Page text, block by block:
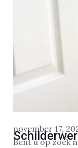
november 17,
Bent u op zoek